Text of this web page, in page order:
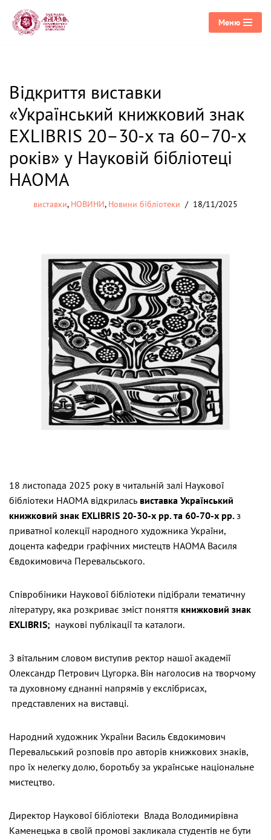
Перейти
Меню
Відкриття виставки
«Український книжковий знак
EXLIBRIS 20–30-х та 60–70-х
років» у Науковій бібліотеці
НАОМА
виставки, НОВИНИ, Новини бібліотеки 18/11/2025
18 листопада 2025 року в читальній залі Наукової
бібліотеки НАОМА відкрилась виставка Український
книжковий знак EXLIBRIS 20-30-х рр. та 60-70-х рр.з
приватної колекції народного художника України,
доцента кафедри графічних мистецтв НАОМА Василя
Євдокимовича Перевальського.
Співробіники Наукової бібліотеки підібрали тематичну
літературу, яка розкриває зміст поняття книжковий знак
EXLIBRIS; наукові публікації та каталоги.
З вітальним словом виступив ректор нашої академії
Олександр Петрович Цугорка. Він наголосив на творчому
та духовному єднанні напрямів у екслібрисах,
представлених на виставці.
Народний художник України Василь Євдокимович
Перевальський розповів про авторів книжкових знаків,
про їх нелегку долю, боротьбу за українське національне
мистецтво.
Директор Наукової бібліотеки Влада Володимирівна
Каменецька в своїй промові закликала студентів не бути